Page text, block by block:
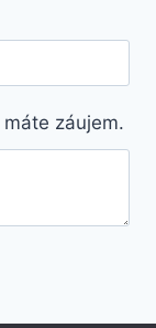
záujem.